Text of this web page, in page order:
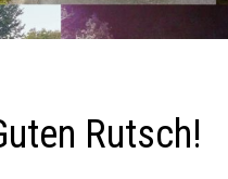
Rutsch!